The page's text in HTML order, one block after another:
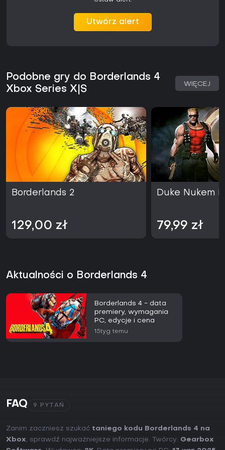
Utwórz alert
Podobne gry do Borderlands 4
Xbox Series X|S
WIĘCEJ
Borderlands 2
129,00 zł
Duke Nukem
79,99 zł
Aktualności o Borderlands 4
Borderlands 4 - data
premiery, wymagania
PC, edycje i cena
15tyg temu
FAQ 9 PYTAŃ
Zanim zaczniesz szukać taniego kodu Borderlands 4 na
Xbox, sprawdź najważniejsze informacje. Twórcy: Gearbox